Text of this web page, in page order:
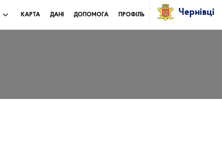
КАРТА ДАНІ ДОПОМОГА ПРОФІЛЬ Чернівці